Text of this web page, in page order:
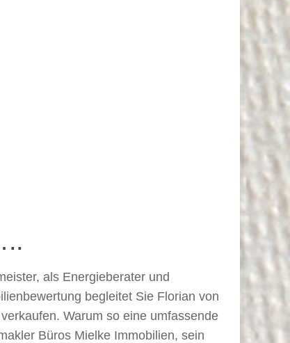
als Energieberater und
begleitet Sie Florian von
Warum so eine umfassende
Büros Mielke Immobilien, sein